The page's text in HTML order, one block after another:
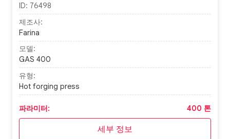
ID: 76498
제조사:
Farina
모델:
GAS 400
유형:
Hot forging press
파라미터: 400 톤
세부 정보